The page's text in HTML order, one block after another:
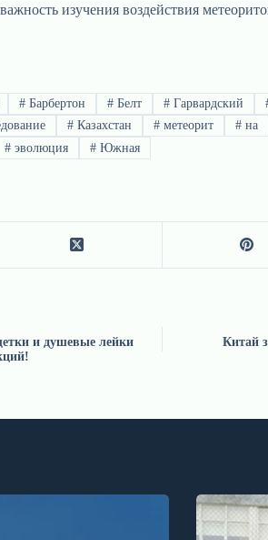
изучения воздействия
# Барбертон # Белт #Гарвардский
# Казахстан # метеорит #на
# эволюция # Южная
и душевые лейки
Китай